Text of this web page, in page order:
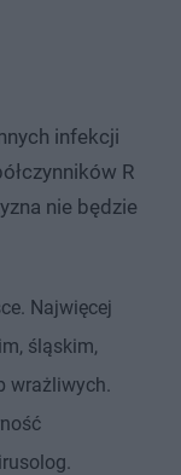
infekcji
R
nie będzie
Najwięcej
śląskim,
wrażliwych.